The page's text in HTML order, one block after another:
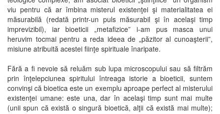
viu pentru că ar îmbina misterul existenţei şi materialitatea ei
măsurabilă (redată printr-un puls măsurabil şi în acelaşi timp
imprevizibil), iar bioeticii „metafizice” i-am pus masca unui
heruvim tocmai pentru a reda ideea de „păzitor al cunoaşterii”,
misiune atribuită acestei fiinţe spirituale înaripate.
Fără a fi nevoie să reluăm sub lupa microscopului sau să filtrăm
prin înţelepciunea spiritului întreaga istorie a bioeticii, suntem
convinşi că bioetica este un exemplu aproape perfect al misterului
existenţei umane: este una, dar în acelaşi timp sunt mai multe
(unii spun că există o singură bioetică, alţii că există mai multe);